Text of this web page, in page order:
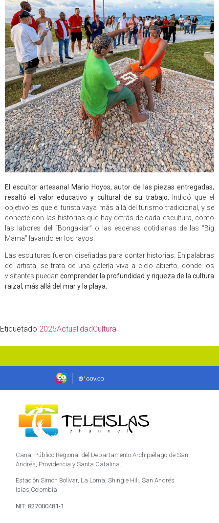
El escultor artesanal Mario Hoyos, autor de las piezas entregadas,
resaltó el valor educativo y cultural de su trabajo.
Indicó que el
objetivo es que el turista vaya más allá del turismo tradicional, y se
conecte con las historias que hay detrás de cada escultura, como
las labores del “Bongakiar” o las escenas cotidianas de las “Big
Mama” lavando en los rayos.
Las esculturas fueron diseñadas para contar historias. En palabras
del artista, se trata de una galería viva a cielo abierto, donde los
visitantes puedancomprender la profundidad y riqueza de la cultura
raizal, más allá del mar y la playa.
Etiquetado 2025ActualidadCultura
Canal Público Regional del Departamento Archipiélago de San
Andrés, Providencia y Santa Catalina.
Estación Simón Bolívar, La Loma, Shingle Hill. San Andrés
Islas,Colombia
NIT: 827000481-1